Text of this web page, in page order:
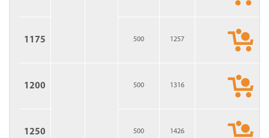
1175 500 1257
1200 500 1316
1250 500 1426